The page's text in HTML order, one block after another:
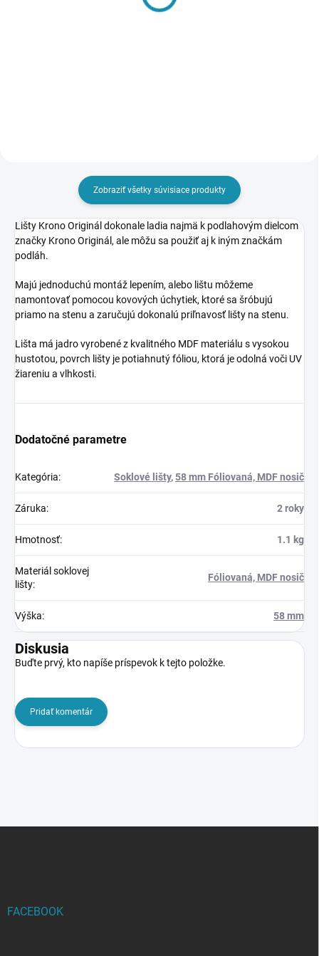
Zobraziť všetky súvisiace produkty
Lišty Krono Originál dokonale ladia najmä k podlahovým dielcom
značky Krono Originál, ale môžu sa použiť aj k iným značkám
podláh.
Majú jednoduchú montáž lepením, alebo lištu môžeme
namontovať pomocou kovových úchytiek, ktoré sa šróbujú
priamo na stenu a zaručujú dokonalú priľnavosť lišty na stenu.
Lišta má jadro vyrobené z kvalitného MDF materiálu s vysokou
hustotou, povrch lišty je potiahnutý fóliou, ktorá je odolná voči UV
žiareniu a vlhkosti.
Dodatočné parametre
Kategória: Soklové lišty,58 mm Fóliovaná, MDF nosič
Záruka: 2 roky
Hmotnosť: 1.1 kg
Materiál soklovej
lišty:
Fóliovaná, MDF nosič
Výška: 58 mm
Diskusia
Buďte prvý, kto napíše príspevok k tejto položke.
Pridať komentár
FACEBOOK